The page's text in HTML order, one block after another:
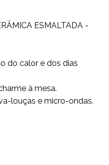
ESMALTADA -
do calor e dos dias
à mesa.
louças e micro-ondas.